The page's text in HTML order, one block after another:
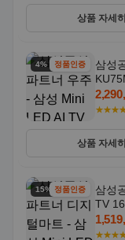
상품 자세히
4% 할인정품인증
삼성
상품 자세히
15% 할인정품인증
삼성
TV